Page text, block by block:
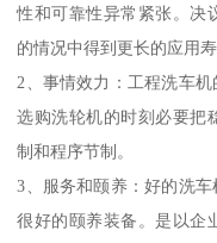
性和可靠性异常紧张。决
的情况中得到更长的应用
2、事情效力：工程洗车
选购洗轮机的时刻必要把
制和程序节制。
3、服务和颐养：好的洗
很好的颐养装备。是以企